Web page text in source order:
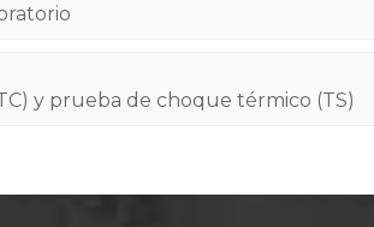
y prueba de choque térmico (TS)